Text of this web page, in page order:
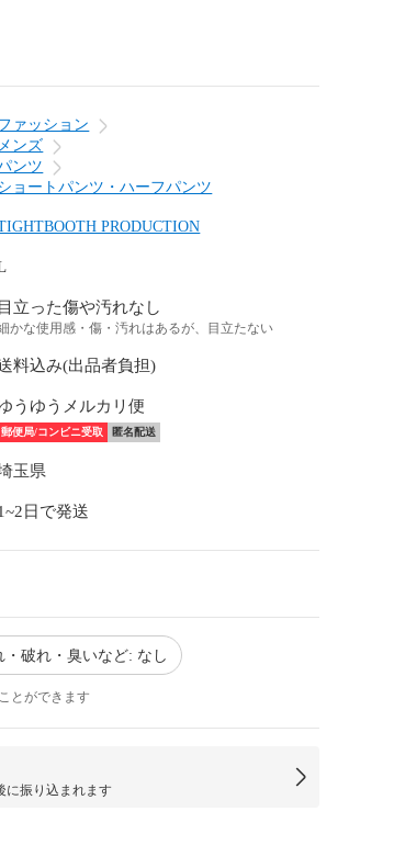
ァッション
メンズ
ンツ
ョートパンツ・ハーフパンツ
PRODUCTION
目立った傷や汚れなし
かな使用感・傷・汚れはあるが、目立たない
料込み(出品者負担)
うゆうメルカリ便
郵便局/コンビニ受取 匿名配送
玉県
日で発送
・破れ・臭いなど: なし
とができます
に振り込まれます